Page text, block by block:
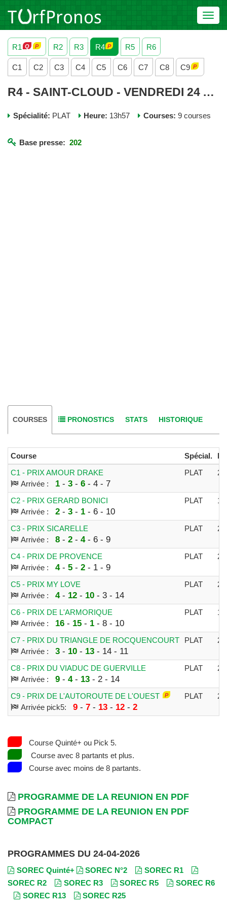
R1
R2 R3 R4 R5 R6
C1 C2 C3 C4 C5 C6 C7 C8 C9
R4 - SAINT-CLOUD - VENDREDI 24 AVRIL 2026
Spécialité: PLAT Heure: 13h57 Courses: 9 courses
Base presse: 202
COURSES PRONOSTICS STATS HISTORIQUE
Course Spécial.
C1 - PRIX AMOUR DRAKE
Arrivée :
1 - 3- 6- 4 - 7
PLAT
C2 - PRIX GERARD BONICI
Arrivée :
2- 3- 1 - 6 - 10
PLAT
C3 - PRIX SICARELLE
Arrivée :
8- 2- 4- 6 - 9
PLAT
C4 - PRIX DE PROVENCE
Arrivée :
4- 5- 2- 1 - 9
PLAT
C5 - PRIX MY LOVE
Arrivée :
4- 12- 10- 3 - 14
PLAT
C6 - PRIX DE L'ARMORIQUE
Arrivée :
16- 15- 1 - 8 - 10
PLAT
C7 - PRIX DU TRIANGLE DE ROCQUENCOURT
Arrivée :
3- 10- 13- 14 - 11
PLAT
C8 - PRIX DU VIADUC DE GUERVILLE
Arrivée :
9- 4- 13- 2 - 14
PLAT
C9 - PRIX DE L'AUTOROUTE DE L'OUEST
Arrivée pick5:
9- 7- 13- 12- 2
PLAT
Course Quinté+ ou Pick 5.
Course avec 8 partants et plus.
Course avec moins de 8 partants.
PROGRAMME DE LA REUNION EN PDF
PROGRAMME DE LA REUNION EN PDF
COMPACT
PROGRAMMES DU 24-04-2026
SOREC Quinté+ SOREC N°2
SOREC R1
SOREC R2
SOREC R3 SOREC R5
SOREC R6
SOREC R13
SOREC R25